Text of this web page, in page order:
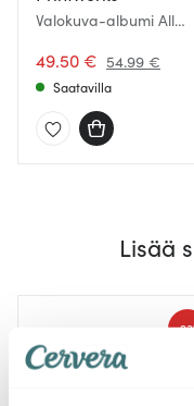
Valokuva-albumi All
49.50 € 54.99 €
Saatavilla
Lisää
-